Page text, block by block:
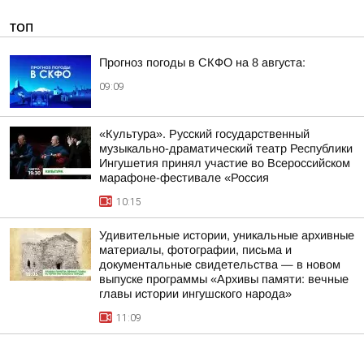
ТОП
Прогноз погоды в СКФО на 8 августа:
09:09
«Культура». Русский государственный
музыкально-драматический театр Республики
Ингушетия принял участие во Всероссийском
марафоне-фестивале «Россия
10:15
Удивительные истории, уникальные архивные
материалы, фотографии, письма и
документальные свидетельства — в новом
выпуске программы «Архивы памяти: вечные
главы истории ингушского народа»
11:09